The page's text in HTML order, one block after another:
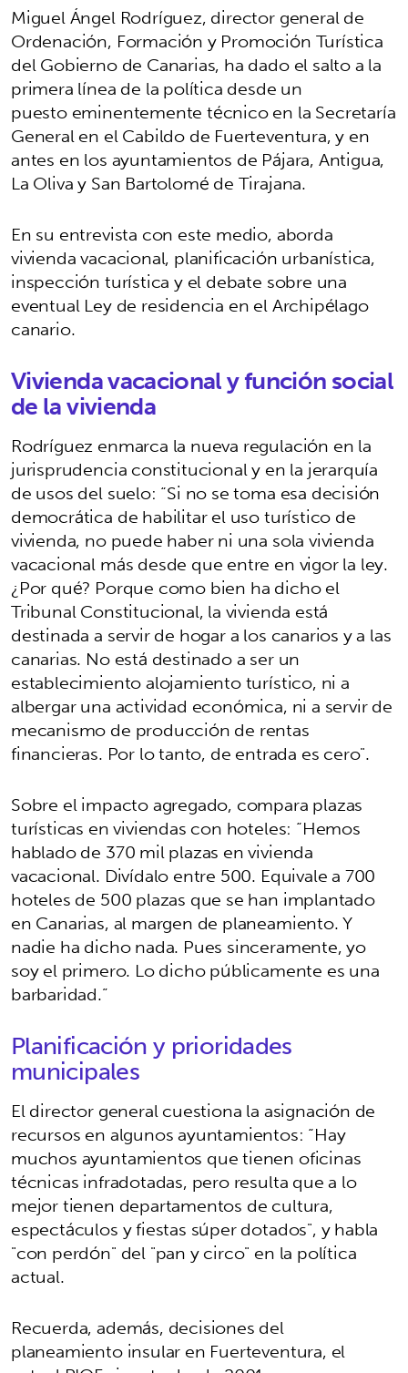
Miguel Ángel Rodríguez, director general de
Ordenación, Formación y Promoción Turística
del Gobierno de Canarias, ha dado el salto a la
primera línea de la política desde un
puesto eminentemente técnico en la Secretaría
General en el Cabildo de Fuerteventura, y en
antes en los ayuntamientos de Pájara, Antigua,
La Oliva y San Bartolomé de Tirajana.
En su entrevista con este medio, aborda
vivienda vacacional, planificación urbanística,
inspección turística y el debate sobre una
eventual Ley de residencia en el Archipélago
canario.
Vivienda vacacional y función social
de la vivienda
Rodríguez enmarca la nueva regulación en la
jurisprudencia constitucional y en la jerarquía
de usos del suelo: “Si no se toma esa decisión
democrática de habilitar el uso turístico de
vivienda, no puede haber ni una sola vivienda
vacacional más desde que entre en vigor la ley.
¿Por qué? Porque como bien ha dicho el
Tribunal Constitucional, la vivienda está
destinada a servir de hogar a los canarios y a las
canarias. No está destinado a ser un
establecimiento alojamiento turístico, ni a
albergar una actividad económica, ni a servir de
mecanismo de producción de rentas
financieras. Por lo tanto, de entrada es cero".
Sobre el impacto agregado, compara plazas
turísticas en viviendas con hoteles: “Hemos
hablado de 370 mil plazas en vivienda
vacacional. Divídalo entre 500. Equivale a 700
hoteles de 500 plazas que se han implantado
en Canarias, al margen de planeamiento. Y
nadie ha dicho nada. Pues sinceramente, yo
soy el primero. Lo dicho públicamente es una
barbaridad.”
Planificación y prioridades
municipales
El director general cuestiona la asignación de
recursos en algunos ayuntamientos: “Hay
muchos ayuntamientos que tienen oficinas
técnicas infradotadas, pero resulta que a lo
mejor tienen departamentos de cultura,
espectáculos y fiestas súper dotados", y habla
"con perdón" del "pan y circo" en la política
actual.
Recuerda, además, decisiones del
planeamiento insular en Fuerteventura, el